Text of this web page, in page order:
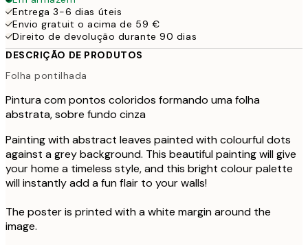
Entrega 3-6 dias úteis
Envio gratuit o acima de 59 €
Direito de devolução durante 90 dias
DESCRIÇÃO DE PRODUTOS
Folha pontilhada
Pintura com pontos coloridos formando uma folha
abstrata, sobre fundo cinza
Painting with abstract leaves painted with colourful dots
against a grey background. This beautiful painting will give
your home a timeless style, and this bright colour palette
will instantly add a fun flair to your walls!
The poster is printed with a white margin around the
image.